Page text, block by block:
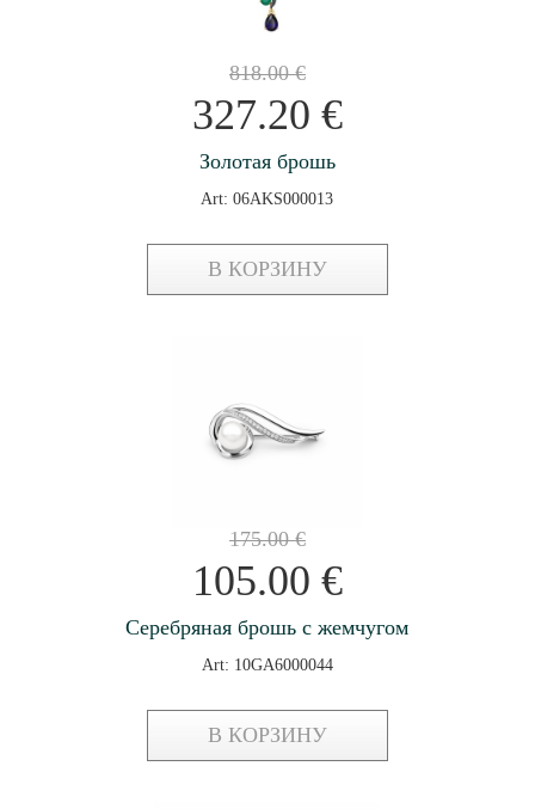
818.00€
327.20 €
Золотая брошь
Art: 06AKS000013
В КОРЗИНУ
175.00€
105.00 €
Серебряная брошь с жемчугом
Art: 10GA6000044
В КОРЗИНУ